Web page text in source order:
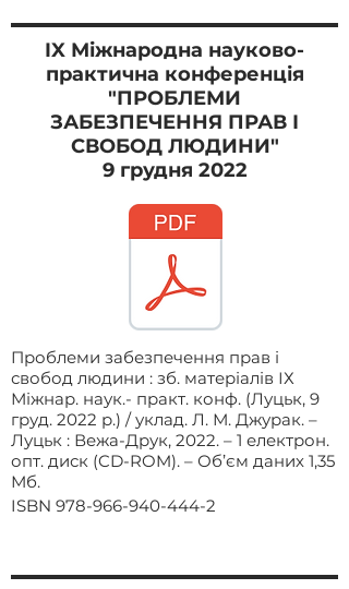
IX Міжнародна науково-
практична конференція
"ПРОБЛЕМИ
ЗАБЕЗПЕЧЕННЯ ПРАВ І
СВОБОД ЛЮДИНИ"
9 грудня 2022
Проблеми забезпечення прав і
свобод людини : зб. матеріалів ІХ
Міжнар. наук.- практ. конф. (Луцьк, 9
груд. 2022 р.) / уклад. Л. М. Джурак. –
Луцьк : Вежа-Друк, 2022. – 1 електрон.
опт. диск (CD-ROM). – Об’єм даних 1,35
Мб.
ISBN 978-966-940-444-2